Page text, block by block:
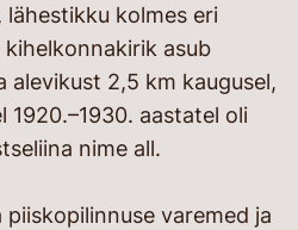
kolmes eri
kihelkonnakirik asub
alevikust 2,5 km kaugusel,
1920.–1930. aastatel oli
nime all.
piiskopilinnuse varemed ja